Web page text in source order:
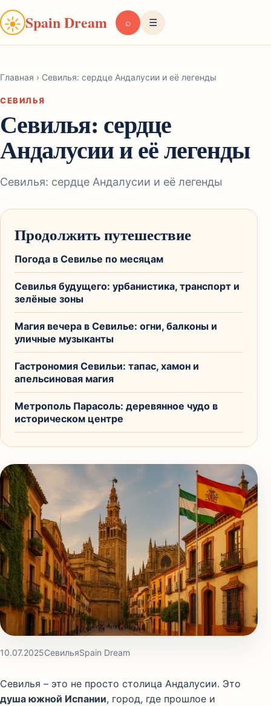
☀Spain Dream ⌕ ☰
Главная › Севилья: сердце Андалусии и её легенды
СЕВИЛЬЯ
Севилья: сердце
Андалусии и её легенды
Севилья: сердце Андалусии и её легенды
10.07.2025СевильяSpain Dream
Севилья – это не просто столица Андалусии. Это
душа южной Испании, город, где прошлое и
Продолжить путешествие
Погода в Севилье по месяцам
Севилья будущего: урбанистика, транспорт и
зелёные зоны
Магия вечера в Севилье: огни, балконы и
уличные музыканты
Гастрономия Севильи: тапас, хамон и
апельсиновая магия
Метрополь Парасоль: деревянное чудо в
историческом центре